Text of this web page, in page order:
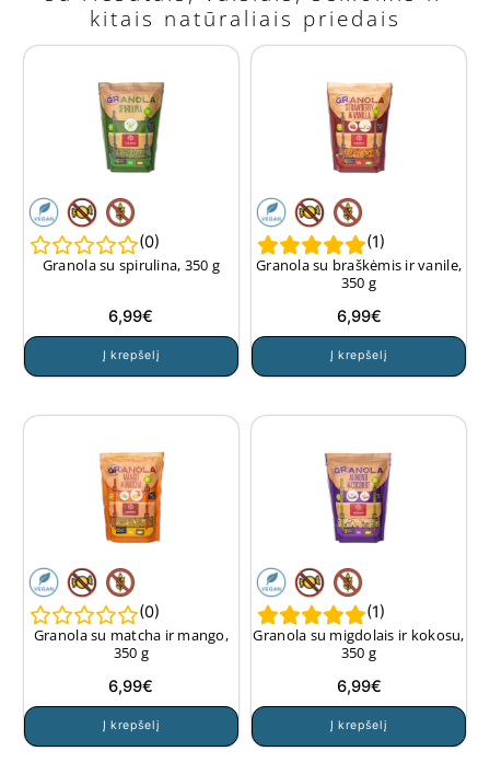
kitais natūraliais priedais
(0)
Granola su spirulina, 350 g
6,99€
Į krepšelį
(1)
Granola su braškėmis ir vanile,
350 g
6,99€
Į krepšelį
(0)
Granola su matcha ir mango,
350 g
6,99€
Į krepšelį
(1)
Granola su migdolais ir kokosu,
350 g
6,99€
Į krepšelį